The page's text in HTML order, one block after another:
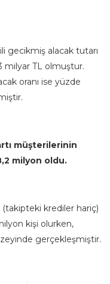
gecikmiş alacak tutarı
milyar TL olmuştur.
oranı ise yüzde
müşterilerinin
milyon oldu.
(takipteki krediler hariç)
kişi olurken,
gerçekleşmiştir.